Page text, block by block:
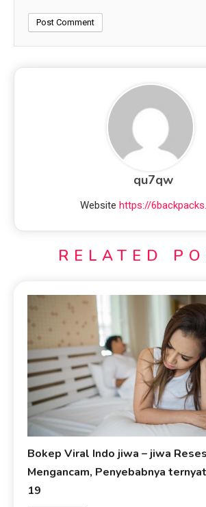
qu7qw
Website https://
RELATED
Bokep Viral Indo jiwa – jiwa
Mengancam, Penyebabnya
19